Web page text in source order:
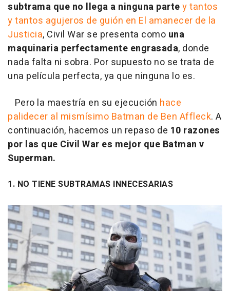
subtrama que no llega a ninguna partey tantos
y tantos agujeros de guión en El amanecer de la
Justicia, Civil War se presenta como una
maquinaria perfectamente engrasada, donde
nada falta ni sobra. Por supuesto no se trata de
una película perfecta, ya que ninguna lo es.
Pero la maestría en su ejecución hace
palidecer al mismísimo Batman de Ben Affleck. A
continuación, hacemos un repaso de 10 razones
por las que Civil War es mejor que Batman v
Superman.
1. NO TIENE SUBTRAMAS INNECESARIAS